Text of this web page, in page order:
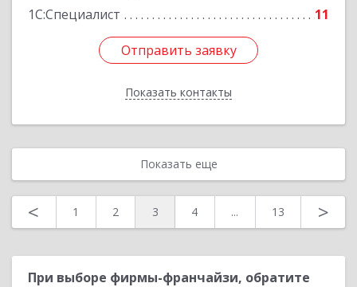
1С:Специалист
11
Отправить заявку
Показать контакты
Отправить заявку
Назад
Показать еще
< 1 2 3 4 ... 13 >
При выборе фирмы-франчайзи, обратите